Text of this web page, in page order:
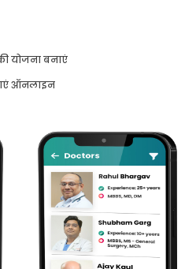
योजना बनाएं
ऑनलाइन